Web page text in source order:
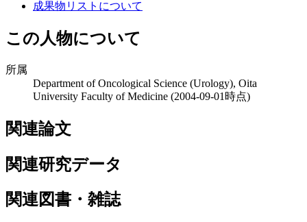
成果物リストについて
この人物について
所属
Department of Oncological Science (Urology), Oita
University Faculty of Medicine (2004-09-01時点)
関連論文
関連研究データ
関連図書・雑誌